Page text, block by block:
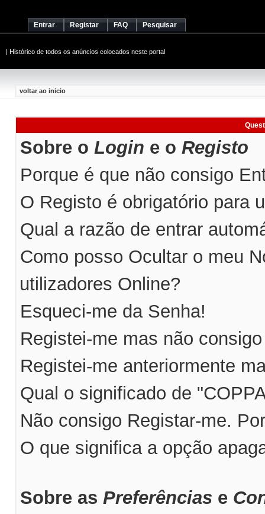
Entrar Registar FAQ Pesquisar
| Histórico de todos os anúncios colocados neste portal
voltar ao inicio
Sobre o Login e o Registo
Porque é que não consigo
O Registo é obrigatório para
Qual a razão de entrar
Como posso Ocultar o meu
utilizadores Online?
Esqueci-me da Senha!
Registei-me mas não
Registei-me anteriormente
Qual o significado de
Não consigo Registar-me.
O que significa a opção
Sobre as Preferências e